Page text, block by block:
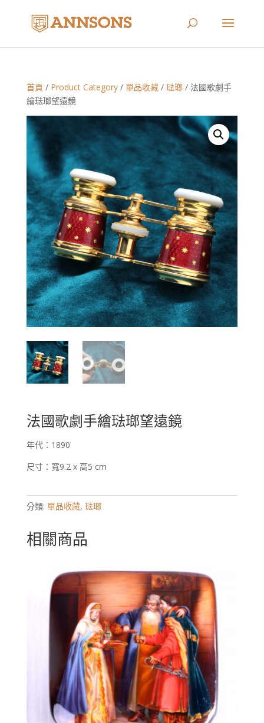
首頁 / Product Category/ 單品收藏/ 琺瑯/ 法國歌劇手
繪琺瑯望遠鏡
法國歌劇手繪琺瑯望遠鏡
年代：1890
尺寸：寬9.2 x 高5 cm
分類: 單品收藏, 琺瑯
相關商品